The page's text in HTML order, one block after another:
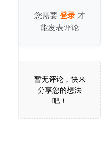
您需要 登录 才
能发表评论
暂无评论，快来
分享您的想法
吧！